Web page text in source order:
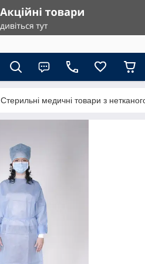
Стерильні медичні товари з